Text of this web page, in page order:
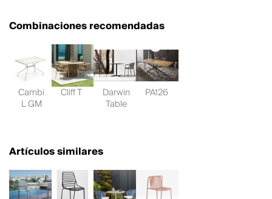
Combinaciones recomendadas
Cambi
L GM
Cliff T Darwin
Table
PA126
Artículos similares